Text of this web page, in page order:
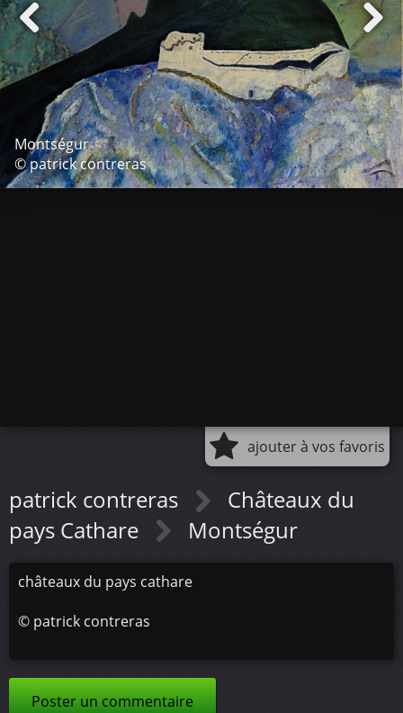
Montségur
© patrick contreras
ajouter à vos favoris
patrick contreras
Châteaux du
pays Cathare
Montségur
châteaux du pays cathare
© patrick contreras
Poster un commentaire